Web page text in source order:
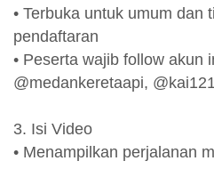
• Terbuka untuk umum dan
pendaftaran
• Peserta wajib follow akun
@medankeretaapi,
3. Isi Video
• Menampilkan perjalanan